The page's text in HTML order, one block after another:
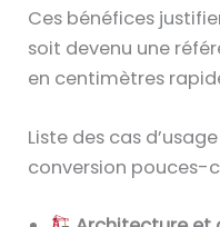
Ces bénéfices
soit devenu une
en centimètres
Liste des cas
conversion pouces-